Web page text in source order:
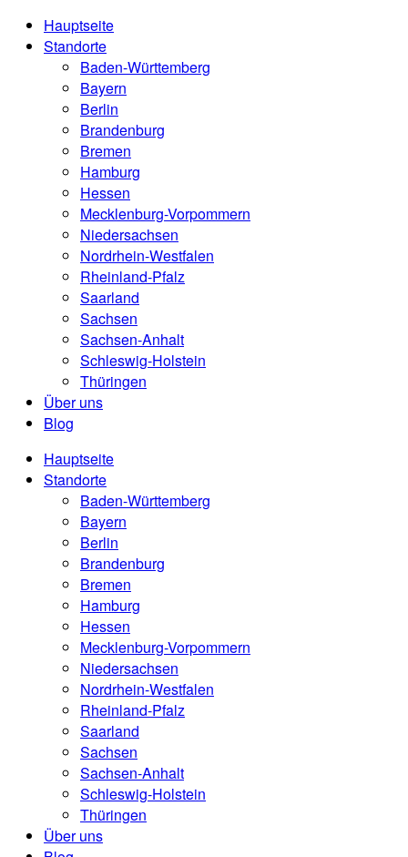
Hauptseite
Standorte
Baden-Württemberg
Bayern
Berlin
Brandenburg
Bremen
Hamburg
Hessen
Mecklenburg-Vorpommern
Niedersachsen
Nordrhein-Westfalen
Rheinland-Pfalz
Saarland
Sachsen
Sachsen-Anhalt
Schleswig-Holstein
Thüringen
Über uns
Blog
Hauptseite
Standorte
Baden-Württemberg
Bayern
Berlin
Brandenburg
Bremen
Hamburg
Hessen
Mecklenburg-Vorpommern
Niedersachsen
Nordrhein-Westfalen
Rheinland-Pfalz
Saarland
Sachsen
Sachsen-Anhalt
Schleswig-Holstein
Thüringen
Über uns